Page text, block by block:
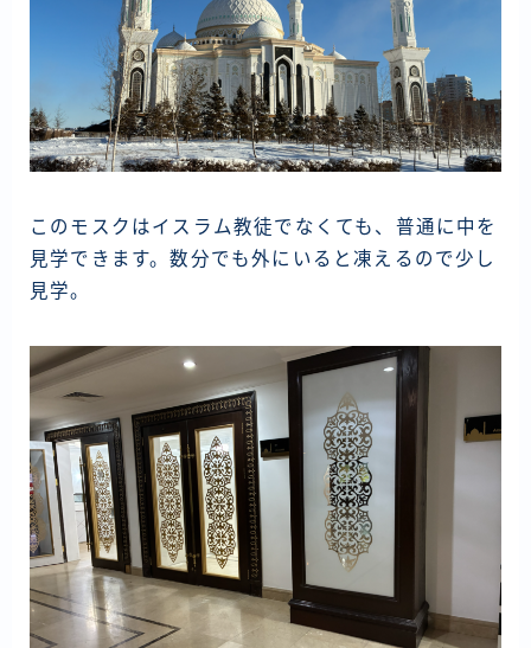
アニメ
読書
資産運用
仮想通貨
このモスクはイスラム教徒でなくても、普通に中を
見学できます。数分でも外にいると凍えるので少し
見学。